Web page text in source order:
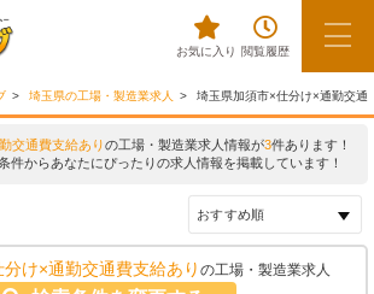
お気に入り 閲覧履歴
埼玉県の工場・製造業求人 埼玉県加須市×仕分け×通勤交通
交通費支給ありの工場・製造業求人情報が3件あります！
件からあなたにぴったりの求人情報を掲載しています！
け×通勤交通費支給あり の工場・製造業求人